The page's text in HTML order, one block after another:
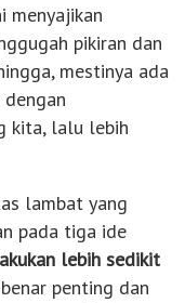
menyajikan
pikiran dan
mestinya ada
kita, lalu lebih
lambat yang
pada tiga ide
lebih sedikit
penting dan